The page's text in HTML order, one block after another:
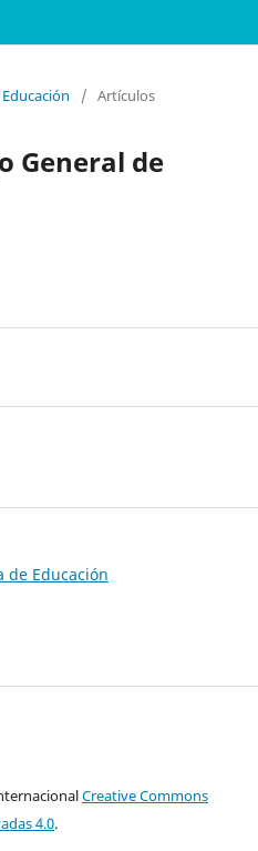
/ Artículos
General de
de Educación
Creative Commons
4.0.